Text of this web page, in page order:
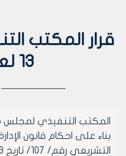
قرار المكتب
13 لعام 2019
المكتب التنفيذي
بناء على احكام قانون
التشريعي رقم/ 107/ تاريخ 23/ 8/ 2011.